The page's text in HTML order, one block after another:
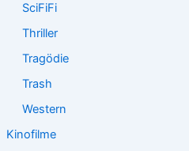
SciFiFi
Thriller
Tragödie
Trash
Western
Kinofilme